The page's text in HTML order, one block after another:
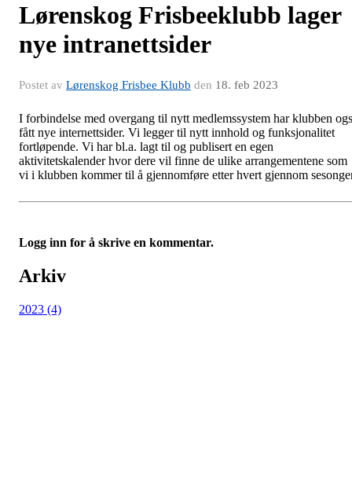
Lørenskog Frisbeeklubb lager
nye intranettsider
Postet av Lørenskog Frisbee Klubb den 18. feb 2023
I forbindelse med overgang til nytt medlemssystem har klubben
fått nye internettsider. Vi legger til nytt innhold og funksjonalitet
fortløpende. Vi har bl.a. lagt til og publisert en egen
aktivitetskalender hvor dere vil finne de ulike arrangementene som
vi i klubben kommer til å gjennomføre etter hvert gjennom
Logg inn for å skrive en kommentar.
Arkiv
2023 (4)